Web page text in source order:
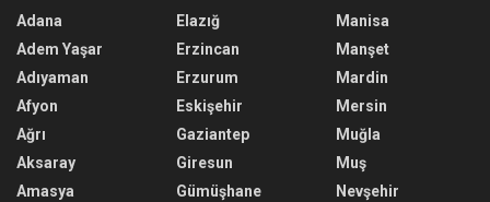
Adana
Adem Yaşar
Adıyaman
Afyon
Ağrı
Aksaray
Amasya
Elazığ
Erzincan
Erzurum
Eskişehir
Gaziantep
Giresun
Gümüşhane
Manisa
Manşet
Mardin
Mersin
Muğla
Muş
Nevşehir